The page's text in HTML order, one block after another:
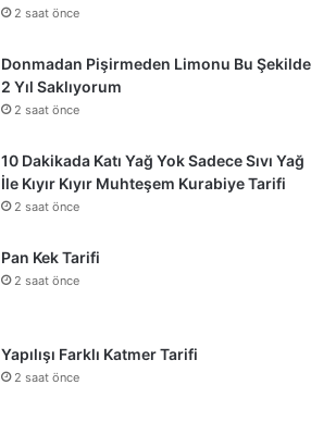
2 saat önce
Donmadan Pişirmeden Limonu Bu Şekilde
2 Yıl Saklıyorum
2 saat önce
10 Dakikada Katı Yağ Yok Sadece Sıvı Yağ
İle Kıyır Kıyır Muhteşem Kurabiye Tarifi
2 saat önce
Pan Kek Tarifi
2 saat önce
Yapılışı Farklı Katmer Tarifi
2 saat önce